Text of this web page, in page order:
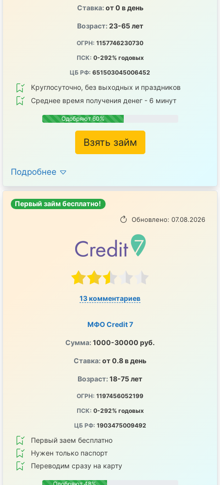
Ставка: от 0 в день
Возраст: 23-65 лет
ОГРН: 1157746230730
ПСК: 0-292% годовых
ЦБ РФ: 651503045006452
Круглосуточно, без выходных и праздников
Среднее время получения денег - 6 минут
Одобряют 60%
Взять займ
Подробнее
Первый займ бесплатно!
Обновлено: 07.08.2026
13 комментариев
МФО Credit 7
Сумма: 1000-30000 руб.
Ставка: от 0.8 в день
Возраст: 18-75 лет
ОГРН: 1197456052199
ПСК: 0-292% годовых
ЦБ РФ: 1903475009492
Первый заем бесплатно
Нужен только паспорт
Переводим сразу на карту